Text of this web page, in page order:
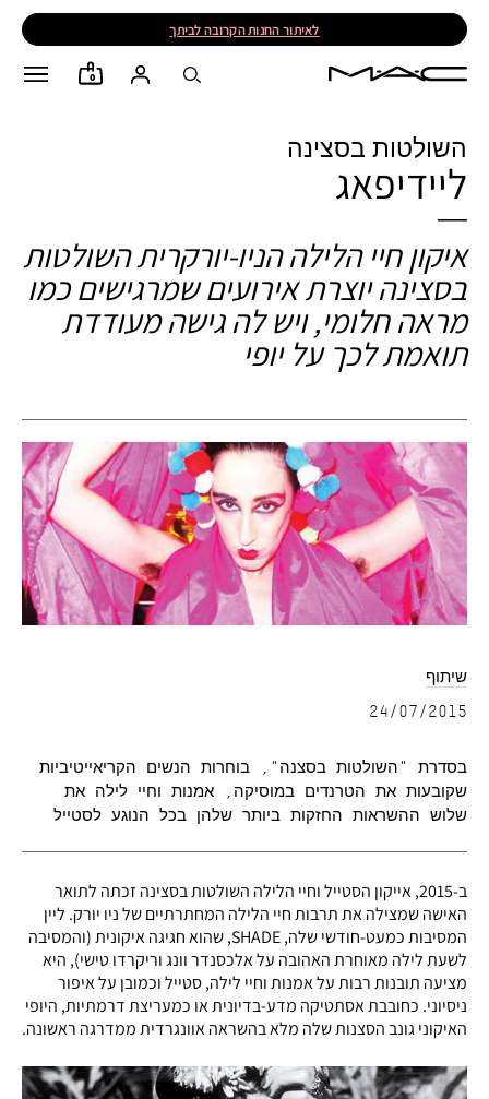
לאיתור החנות הקרובה לביתך
0
השולטות בסצינה
ליידיפאג
איקון חיי הלילה הניו-יורקרית השולטות
בסצינה יוצרת אירועים שמרגישים כמו
מראה חלומי, ויש לה גישה מעודדת
תואמת לכך על יופי
שיתוף
24/07/2015
בסדרת "השולטות בסצנה", בוחרות הנשים הקריאייטיביות
שקובעות את הטרנדים במוסיקה, אמנות וחיי לילה את
שלוש ההשראות החזקות ביותר שלהן בכל הנוגע לסטייל
ב-2015, אייקון הסטייל וחיי הלילה השולטות בסצינה זכתה לתואר
האישה שמצילה את תרבות חיי הלילה המחתרתיים של ניו יורק. ליין
המסיבות כמעט-חודשי שלה, SHADE, שהוא חגיגה איקונית (והמסיבה
לשעת לילה מאוחרת האהובה על אלכסנדר וונג וריקרדו טישי), היא
מציעה תובנות רבות על אמנות וחיי לילה, סטייל וכמובן על איפור
ניסיוני. כחובבת אסתטיקה מדע-בדיונית או כמעריצת דרמתיות, היופי
האיקוני גונב הסצנות שלה מלא בהשראה אוונגרדית ממדרגה ראשונה.